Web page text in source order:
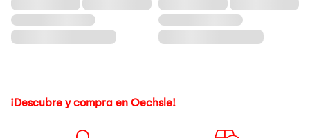
¡Descubre y compra en Oechsle!